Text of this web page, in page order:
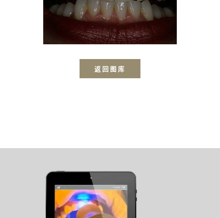
返回图库